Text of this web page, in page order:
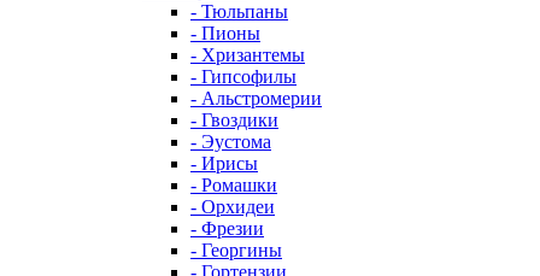
- Тюльпаны
- Пионы
- Хризантемы
- Гипсофилы
- Альстромерии
- Гвоздики
- Эустома
- Ирисы
- Ромашки
- Орхидеи
- Фрезии
- Георгины
- Гортензии